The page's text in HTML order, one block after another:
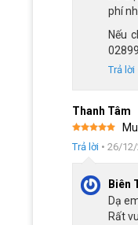
thể hiện một cá
Hồng:nhẹ
phí
Nếu
Trả lời
Thanh Tâm
Được xếp
hạng5 5
Trả lời • 26/
Biên
Dạ
Rất